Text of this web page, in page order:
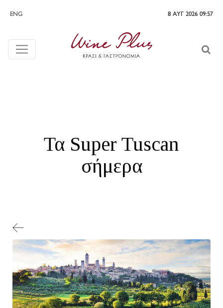
ENG 8 ΑΥΓ 2026 09:57
Τα Super Tuscan
σήμερα